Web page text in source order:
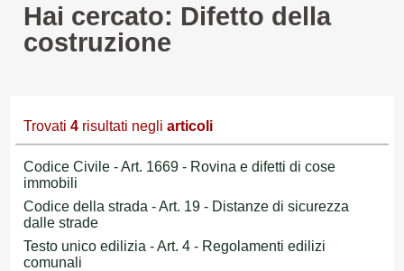
Hai cercato: Difetto della
costruzione
Trovati 4 risultati negli articoli
Codice Civile - Art. 1669 - Rovina e difetti di cose
immobili
Codice della strada - Art. 19 - Distanze di sicurezza
dalle strade
Testo unico edilizia - Art. 4 - Regolamenti edilizi
comunali